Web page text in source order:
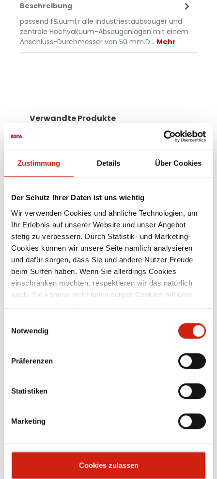
Zustimmung Details Über Cookies
Der Schutz Ihrer Daten ist uns wichtig
Wir verwenden Cookies und ähnliche Technologien, um
Ihr Erlebnis auf unserer Website und unser Angebot
stetig zu verbessern. Durch Statistik- und Marketing-
Cookies können wir unsere Seite nämlich analysieren
und dafür sorgen, dass Sie und andere Nutzer Freude
beim Surfen haben. Wenn Sie allerdings Cookies
einschränken möchten, respektieren wir das natürlich
auch. Sie können nicht notwendigen Cookies mit dem
Klick auf die Schaltfläche „Alle akzeptieren“ zustimmen
alle Cookies auswählen.
Notwendig
Präferenzen
Statistiken
Marketing
Cookies zulassen
Beschreibung
passend f&uuml;r alle Industriestaubsauger und
zentrale Hochvakuum-Absauganlagen mit einem
Anschluss-Durchmesser von 50 mm.D… Mehr
Verwandte Produkte
passend für alle Industriestaubsauger und
ermöglicht eine einfache Handhabung